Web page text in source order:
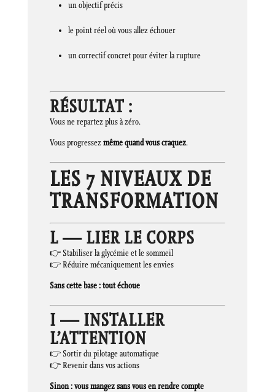
un objectif précis
le point réel où vous allez échouer
un correctif concret pour éviter la rupture
RÉSULTAT :
Vous ne repartez plus à zéro.
Vous progressezmême quand vous craquez.
LES 7 NIVEAUX DE
TRANSFORMATION
L — LIER LE CORPS
👉 Stabiliser la glycémie et le sommeil
👉 Réduire mécaniquement les envies
Sans cette base : tout échoue
I — INSTALLER
L’ATTENTION
👉 Sortir du pilotage automatique
👉 Revenir dans vos actions
Sinon : vous mangez sans vous en rendre compte